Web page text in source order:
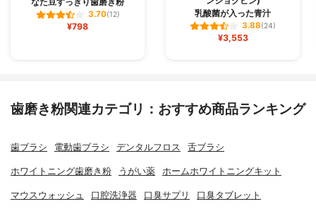
3.70(12)
¥798
乳酸菌が入った青汁
3.88(24)
¥3,553
歯磨き粉関連カテゴリ：おすすめ商品ランキング
歯ブラシ 電動歯ブラシ デンタルフロス 舌ブラシ
ホワイトニング歯磨き粉 うがい薬 ホームホワイトニングキット
マウスウォッシュ 口腔洗浄器 口臭サプリ 口臭タブレット